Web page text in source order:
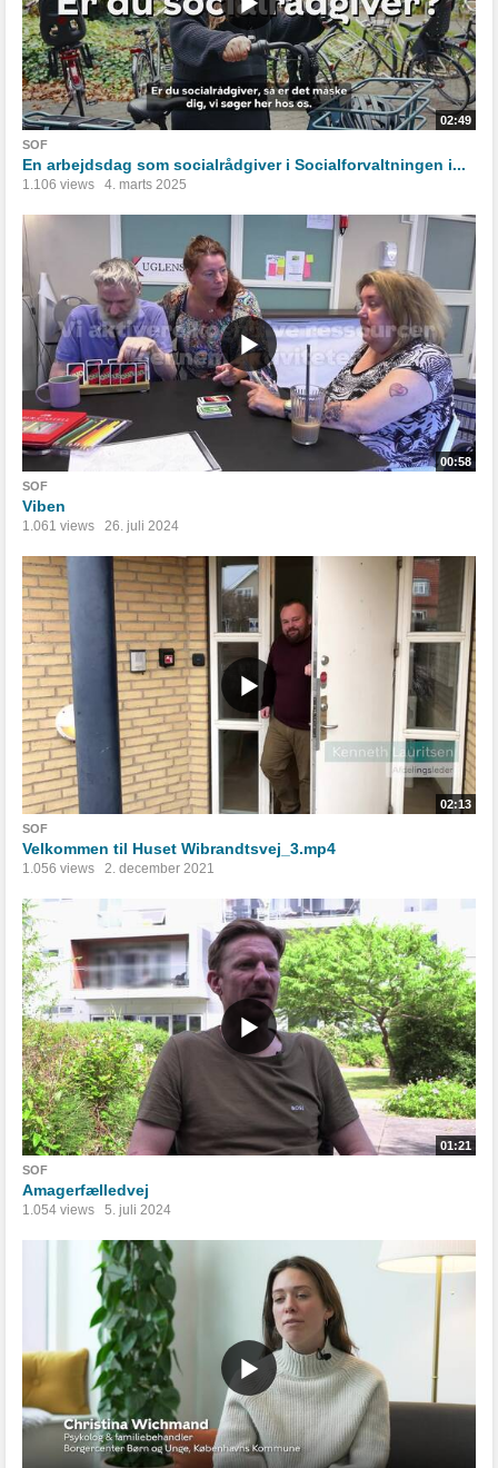
02:49
SOF
En arbejdsdag som socialrådgiver i Socialforvaltningen i...
1.106 views 4. marts 2025
00:58
SOF
Viben
1.061 views 26. juli 2024
02:13
SOF
Velkommen til Huset Wibrandtsvej_3.mp4
1.056 views 2. december 2021
01:21
SOF
Amagerfælledvej
1.054 views 5. juli 2024